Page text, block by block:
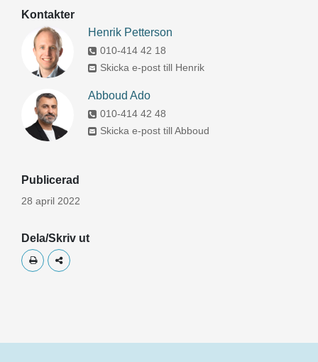
Kontakter
Henrik Petterson
010-414 42 18
Skicka e-post till Henrik
Abboud Ado
010-414 42 48
Skicka e-post till Abboud
Publicerad
28 april 2022
Dela/Skriv ut
Skriv utDela